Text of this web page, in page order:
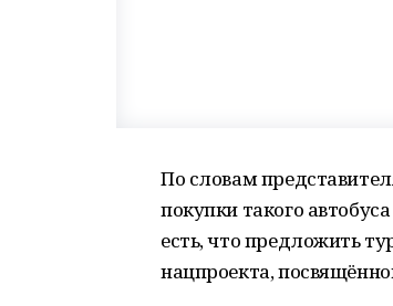
По словам
покупки такого
есть, что предложить
нацпроекта,